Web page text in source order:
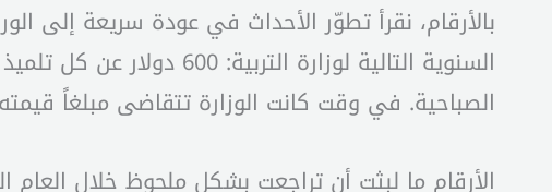
الصباحية. في وقت كانت الوزارة تتقاضى مبلغاً قيمته 160 دولاراً عن كل طالب لبناني في المدارس الرسمية.